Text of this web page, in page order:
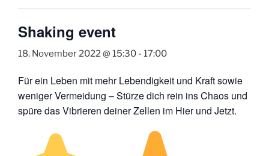
Shaking event
18. November 2022 @ 15:30 - 17:00
Für ein Leben mit mehr Lebendigkeit und Kraft sowie
weniger Vermeidung – Stürze dich rein ins Chaos und
spüre das Vibrieren deiner Zellen im Hier und Jetzt.